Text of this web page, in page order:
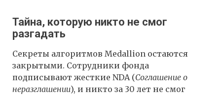
Тайна, которую никто не смог
разгадать
Секреты алгоритмов Medallion остаются
закрытыми. Сотрудники фонда
подписывают жесткие NDA (Соглашение о
неразглашении), и никто за 30 лет не смог